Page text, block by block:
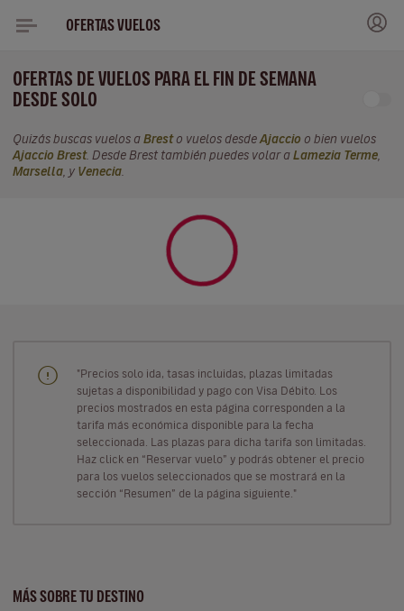
OFERTAS VUELOS
OFERTAS DE VUELOS PARA EL FIN DE SEMANA
DESDE SOLO
Quizás buscas vuelos a Bresto vuelos desde Ajaccio o bien vuelos
Ajaccio Brest. Desde Brest también puedes volar a Lamezia Terme
Marsella , y Venecia
"Precios solo ida, tasas incluidas, plazas limitadas
sujetas a disponibilidad y pago con Visa Débito. Los
precios mostrados en esta página corresponden a la
tarifa más económica disponible para la fecha
seleccionada. Las plazas para dicha tarifa son limitadas.
Haz click en “Reservar vuelo” y podrás obtener el precio
para los vuelos seleccionados que se mostrará en la
sección “Resumen” de la página siguiente."
MÁS SOBRE TU DESTINO